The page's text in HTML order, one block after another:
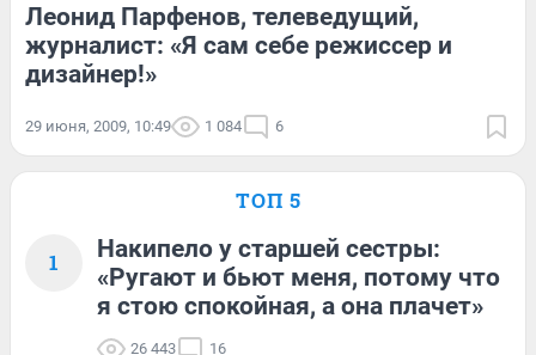
Леонид Парфенов, телеведущий,
журналист: «Я сам себе режиссер и
дизайнер!»
29 июня, 2009, 10:49 1 084 6
ТОП 5
1
Накипело у старшей сестры:
«Ругают и бьют меня, потому что
я стою спокойная, а она плачет»
26 443 16